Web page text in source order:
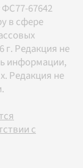
67642
в сфере
г. Редакция не
информации,
Редакция не
с